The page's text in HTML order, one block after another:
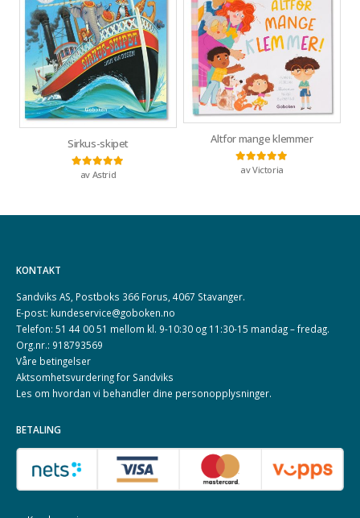
Sirkus-skipet
Vurdert5
av Astrid
Altfor mange klemmer
Vurdert5av 5
av Victoria
KONTAKT
Sandviks AS, Postboks 366 Forus, 4067 Stavanger.
E-post: kundeservice@goboken.no
Telefon: 51 44 00 51 mellom kl. 9-10:30 og 11:30-15 mandag – fredag.
Org.nr.: 918793569
Våre betingelser
Aktsomhetsvurdering for Sandviks
Les om hvordan vi behandler dine personopplysninger.
BETALING